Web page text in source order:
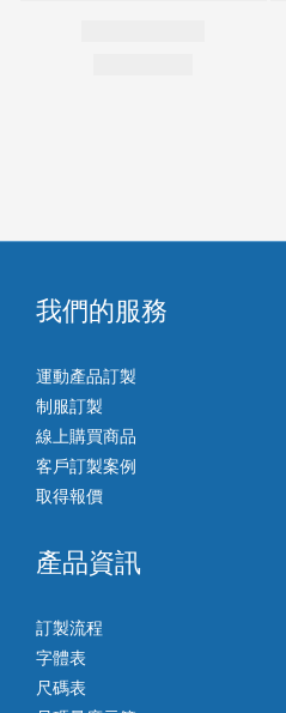
我們的服務
運動產品訂製
制服訂製
線上購買商品
客戶訂製案例
取得報價
產品資訊
訂製流程
字體表
尺碼表